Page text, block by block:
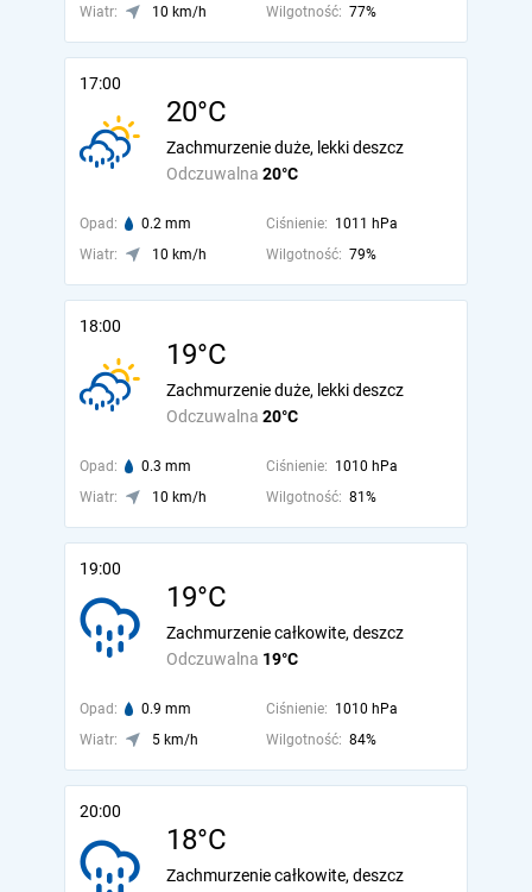
Wiatr:
10 km/h Wilgotność: 77%
17:00
20°C
Odczuwalna 20°C
Zachmurzenie duże, lekki deszcz
Opad: 0.2 mm Ciśnienie: 1011 hPa
Wiatr:
10 km/h Wilgotność: 79%
18:00
19°C
Odczuwalna 20°C
Zachmurzenie duże, lekki deszcz
Opad: 0.3 mm Ciśnienie: 1010 hPa
Wiatr:
10 km/h Wilgotność: 81%
19:00
19°C
Odczuwalna 19°C
Zachmurzenie całkowite, deszcz
Opad: 0.9 mm Ciśnienie: 1010 hPa
Wiatr:
5 km/h Wilgotność: 84%
20:00
18°C
Zachmurzenie całkowite, deszcz